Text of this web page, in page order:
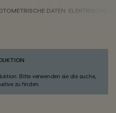
DATEN ELEKTRISCHE
Bitte verwenden sie die suche,
zu finden.